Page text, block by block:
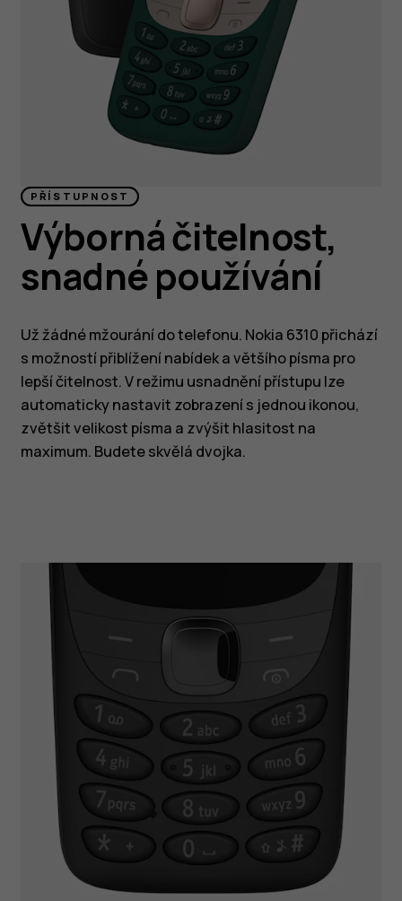
PŘÍSTUPNOST
Výborná čitelnost,
snadné používání
Už žádné mžourání do telefonu. Nokia 6310 přichází
s možností přiblížení nabídek a většího písma pro
lepší čitelnost. V režimu usnadnění přístupu lze
automaticky nastavit zobrazení s jednou ikonou,
zvětšit velikost písma a zvýšit hlasitost na
maximum. Budete skvělá dvojka.